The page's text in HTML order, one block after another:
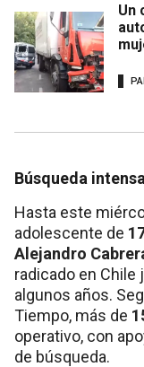
Un
Búsqueda
Hasta este
adolescente de
Alejandro
radicado en Chile
algunos años.
Tiempo, más de
operativo, con
de búsqueda.